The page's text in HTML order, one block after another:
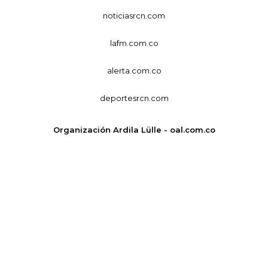
noticiasrcn.com
lafm.com.co
alerta.com.co
deportesrcn.com
Organización Ardila Lülle - oal.com.co